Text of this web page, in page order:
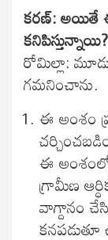
కరణ్: అయితే
కనిపిస్తున్నాయి?
రోమిల్లా:
గమనించాను.
ఈ అంశం
ఈ
గ్రామీణ
వాగ్దానం